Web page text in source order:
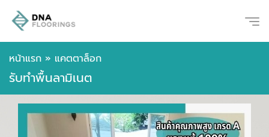
หน้าแรก » แคตตาล็อก
รับทำพื้นลามิเนต